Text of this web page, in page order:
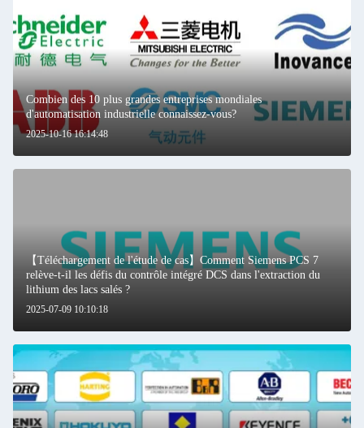
2025-10-16 16:14:48
Combien des 10 plus grandes entreprises mondiales
d'automatisation industrielle connaissez-vous?
2025-07-09 10:10:18
【Téléchargement de l'étude de cas】Comment Siemens PCS 7
relève-t-il les défis du contrôle intégré DCS dans l'extraction du
lithium des lacs salés ?